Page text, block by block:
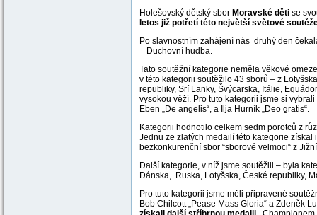
Holešovský dětský sbor Moravské děti se
letos již potřetí této největší světové
Po slavnostním zahájení nás druhý den
= Duchovní hudba.
Tato soutěžní kategorie neměla věkové
v této kategorii soutěžilo 43 sborů – z
republiky, Srí Lanky, Švýcarska, Itálie,
vysokou věží. Pro tuto kategorii jsme si
Eben „De angelis“, a Ilja Hurník „Deo gratis“.
Kategorii hodnotilo celkem sedm porotců z
Jednu ze zlatých medailí této kategorie získal
bezkonkurenční sbor “sborové velmoci“
Další kategorie, v níž jsme soutěžili – byla
Dánska, Ruska, Lotyšska, České republiky,
Pro tuto kategorii jsme měli připravené
Bob Chilcott „Pease Mass Gloria“ a Zdeněk